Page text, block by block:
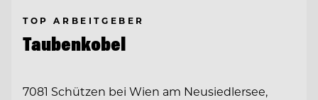
TOP ARBEITGEBER
Taubenkobel
7081 Schützen bei Wien am Neusiedlersee,